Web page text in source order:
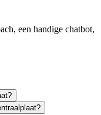
een handige chatbot,